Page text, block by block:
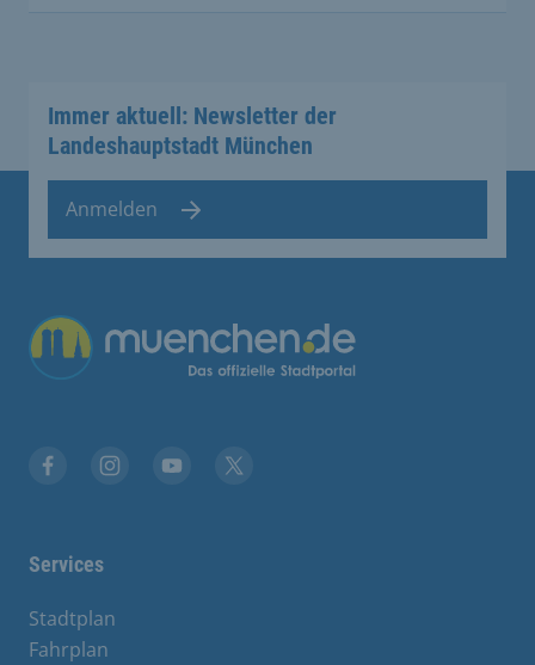
Immer aktuell: Newsletter der
Landeshauptstadt München
Anmelden
Übergreifende Links
Services
Stadtplan
Fahrplan